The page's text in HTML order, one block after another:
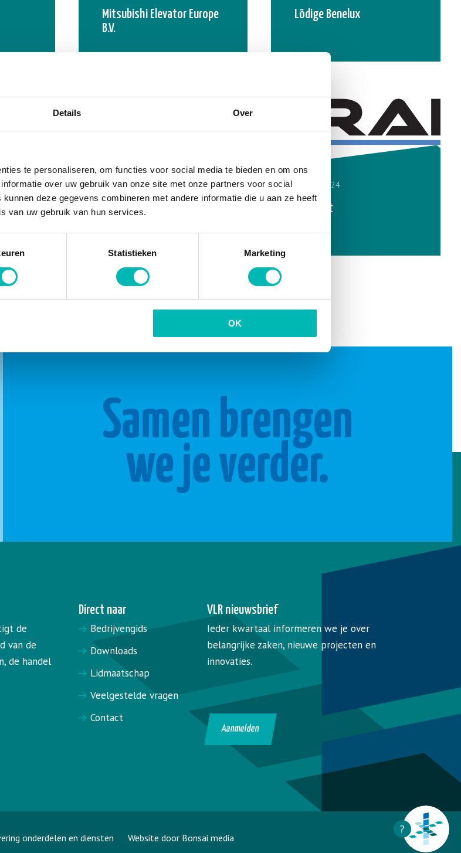
Details Over
te personaliseren, om functies voor social media te bieden en om ons
over uw gebruik van onze site met onze partners voor social
deze gegevens combineren met andere informatie die u aan ze heeft
van uw gebruik van hun services.
Statistieken Marketing
OK
Mitsubishi Elevator Europe
B.V.
Lödige Benelux
29 SEP 2024
KONE
29 SEP 2024
Astralift
Samen brengen
we je verder.
de
van de
de handel
Direct naar
Bedrijvengids
Downloads
Lidmaatschap
Veelgestelde vragen
Contact
VLR nieuwsbrief
Ieder kwartaal informeren we je over
belangrijke zaken, nieuwe projecten en
innovaties.
Aanmelden
onderdelen en diensten Website door Bonsai media
?